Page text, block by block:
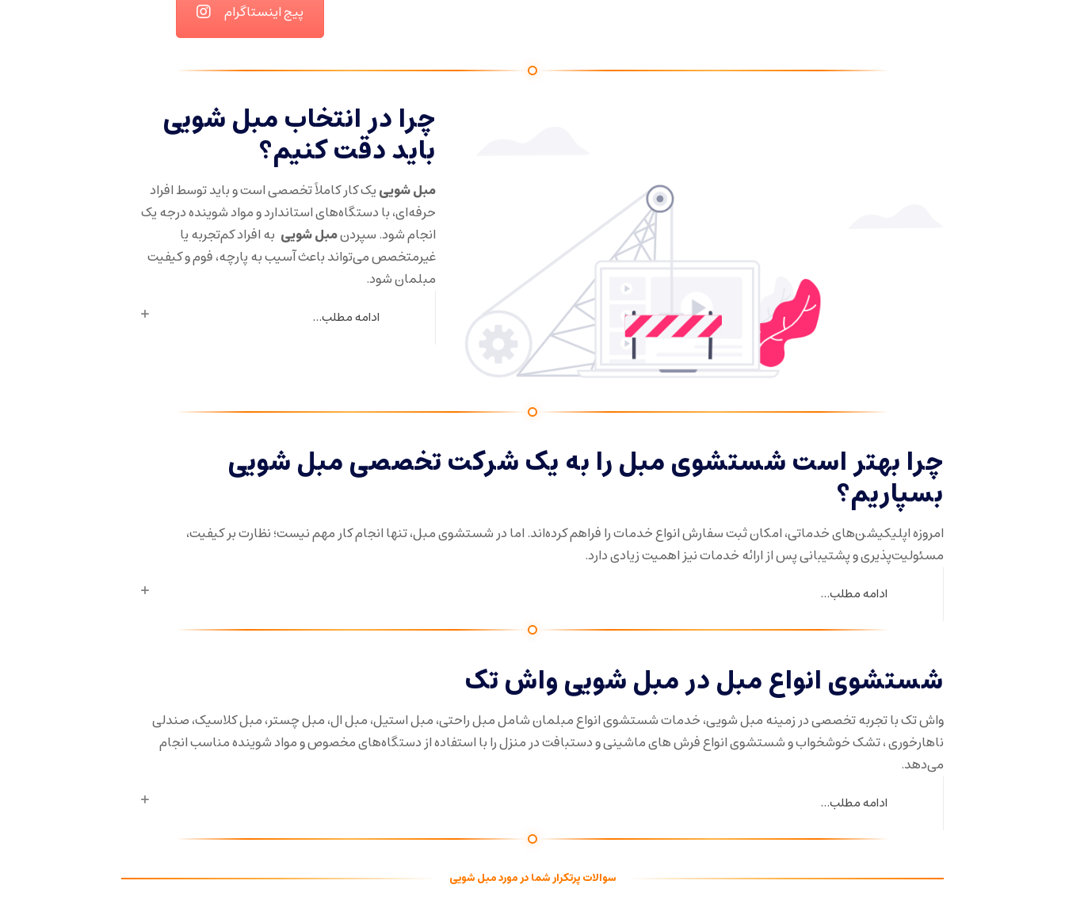
پیج اینستاگرام
چرا در انتخاب مبل شویی
باید دقت کنیم؟
مبل شویییک کار کاملاً تخصصی است و باید توسط افراد
حرفه‌ای، با دستگاه‌های استاندارد و مواد شوینده درجه یک
انجام شود. سپردنمبل شویی به افراد کم‌تجربه یا
غیرمتخصص می‌تواند باعث آسیب به پارچه، فوم و کیفیت
مبلمان شود.
ادامه مطلب...
چرا بهتر است شستشوی مبل را به یک شرکت تخصصی مبل شویی
بسپاریم؟
امروزه اپلیکیشن‌های خدماتی، امکان ثبت سفارش انواع خدمات را فراهم کرده‌اند. اما در شستشوی مبل، تنها انجام کار مهم نیست؛ نظارت بر کیفیت،
مسئولیت‌پذیری و پشتیبانی پس از ارائه خدمات نیز اهمیت زیادی دارد.
ادامه مطلب...
شستشوی انواع مبل در مبل شویی واش تک
واش تک با تجربه تخصصی در زمینه مبل شویی، خدمات شستشوی انواع مبلمان شامل مبل راحتی، مبل استیل، مبل ال، مبل چستر، مبل کلاسیک، صندلی
ناهارخوری ، تشک خوشخواب و شستشوی انواع فرش های ماشینی و دستبافت در منزل را با استفاده از دستگاه‌های مخصوص و مواد شوینده مناسب انجام
می‌دهد.
ادامه مطلب...
سوالات پرتکرار شما در مورد مبل شویی